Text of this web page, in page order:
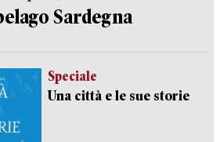
Sardegna
Speciale
Una città e le sue storie